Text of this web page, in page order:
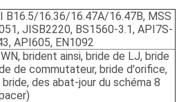
B16.5/16.36/16.47A/16.47B, MSS
JISB2220, BS1560-3.1, API7S-
API605, EN1092
brident ainsi, bride de LJ, bride
de commutateur, bride d'orifice,
des abat-jour du schéma 8